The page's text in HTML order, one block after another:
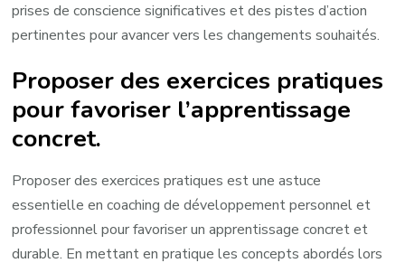
prises de conscience significatives et des pistes d’action
pertinentes pour avancer vers les changements souhaités.
Proposer des exercices pratiques
pour favoriser l’apprentissage
concret.
Proposer des exercices pratiques est une astuce
essentielle en coaching de développement personnel et
professionnel pour favoriser un apprentissage concret et
durable. En mettant en pratique les concepts abordés lors